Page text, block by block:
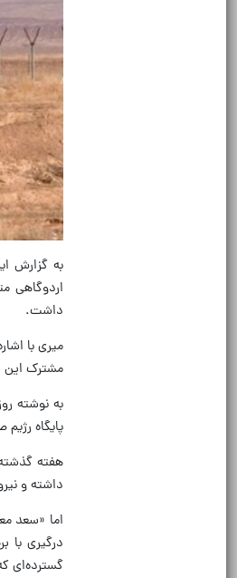
به گزارش
داشت.
میری با
مشترک این
پایگاه رژیم
هفته گذشته
داشته و
گسترده‌ای